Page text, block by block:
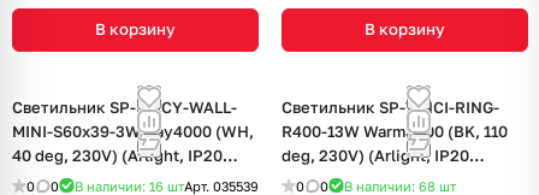
В корзину В корзину
Светильник SP-SPICY-WALL-
MINI-S60x39-3W Day4000 (WH,
40 deg, 230V) (Arlight, IP20
Металл, 3 года)
0 0 В наличии: 16 штАрт. 035539
Светильник SP-VINCI-RING-
R400-13W Warm3000 (BK, 110
deg, 230V) (Arlight, IP20
Металл, 3 года)
0 0 В наличии: 68 шт